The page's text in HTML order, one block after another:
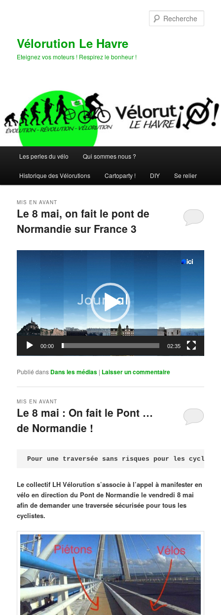
Vélorution Le Havre
Eteignez vos moteurs ! Respirez le bonheur !
principal
Les perles du vélo Qui sommes nous ?
Historique des Vélorutions Cartoparty ! DIY Se relier
Le 8 mai, on fait le pont de
Normandie sur France 3
MIS EN AVANT
00:00 02:35
Publié dans Dans les médias | Laisser un commentaire
Le 8 mai : On fait le Pont …
de Normandie !
MIS EN AVANT
Pour une traversée sans risques pour les
Le collectif LH Vélorution s’associe à l’appel à manifester en
vélo en direction du Pont de Normandie le vendredi 8 mai
afin de demander une traversée sécurisée pour tous les
cyclistes.